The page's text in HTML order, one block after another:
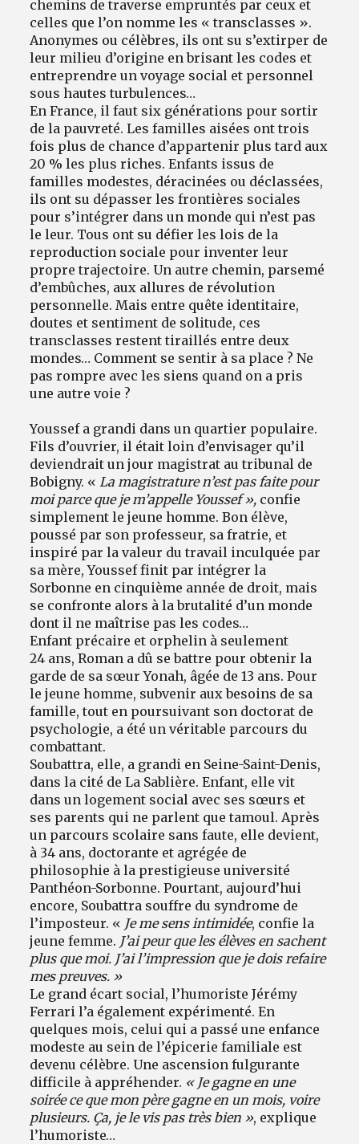
chemins de traverse empruntés par ceux et
celles que l’on nomme les « transclasses ».
Anonymes ou célèbres, ils ont su s’extirper de
leur milieu d’origine en brisant les codes et
entreprendre un voyage social et personnel
sous hautes turbulences…
En France, il faut six générations pour sortir
de la pauvreté. Les familles aisées ont trois
fois plus de chance d’appartenir plus tard aux
20 % les plus riches. Enfants issus de
familles modestes, déracinées ou déclassées,
ils ont su dépasser les frontières sociales
pour s’intégrer dans un monde qui n’est pas
le leur. Tous ont su défier les lois de la
reproduction sociale pour inventer leur
propre trajectoire. Un autre chemin, parsemé
d’embûches, aux allures de révolution
personnelle. Mais entre quête identitaire,
doutes et sentiment de solitude, ces
transclasses restent tiraillés entre deux
mondes… Comment se sentir à sa place ? Ne
pas rompre avec les siens quand on a pris
une autre voie ?
Youssef a grandi dans un quartier populaire.
Fils d’ouvrier, il était loin d’envisager qu’il
deviendrait un jour magistrat au tribunal de
Bobigny. « La magistrature n’est pas faite pour
moi parce que je m’appelle Youssef », confie
simplement le jeune homme. Bon élève,
poussé par son professeur, sa fratrie, et
inspiré par la valeur du travail inculquée par
sa mère, Youssef finit par intégrer la
Sorbonne en cinquième année de droit, mais
se confronte alors à la brutalité d’un monde
dont il ne maîtrise pas les codes…
Enfant précaire et orphelin à seulement
24 ans, Roman a dû se battre pour obtenir la
garde de sa sœur Yonah, âgée de 13 ans. Pour
le jeune homme, subvenir aux besoins de sa
famille, tout en poursuivant son doctorat de
psychologie, a été un véritable parcours du
combattant.
Soubattra, elle, a grandi en Seine-Saint-Denis,
dans la cité de La Sablière. Enfant, elle vit
dans un logement social avec ses sœurs et
ses parents qui ne parlent que tamoul. Après
un parcours scolaire sans faute, elle devient,
à 34 ans, doctorante et agrégée de
philosophie à la prestigieuse université
Panthéon-Sorbonne. Pourtant, aujourd’hui
encore, Soubattra souffre du syndrome de
l’imposteur. « Je me sens intimidée, confie la
jeune femme. J’ai peur que les élèves en sachent
plus que moi. J’ai l’impression que je dois refaire
mes preuves. »
Le grand écart social, l’humoriste Jérémy
Ferrari l’a également expérimenté. En
quelques mois, celui qui a passé une enfance
modeste au sein de l’épicerie familiale est
devenu célèbre. Une ascension fulgurante
difficile à appréhender. « Je gagne en une
soirée ce que mon père gagne en un mois, voire
plusieurs. Ça, je le vis pas très bien », explique
l’humoriste…